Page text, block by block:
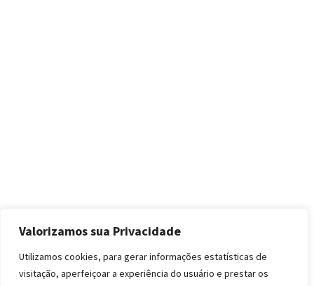
Valorizamos sua Privacidade
Utilizamos cookies, para gerar informações estatísticas de
visitação, aperfeiçoar a experiência do usuário e prestar os